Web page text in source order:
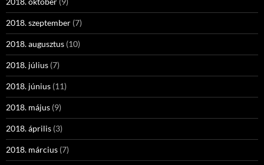
2018. szeptember (7)
2018. augusztus (10)
2018. július (7)
2018. június (11)
2018. május (9)
2018. április (3)
2018. március (7)